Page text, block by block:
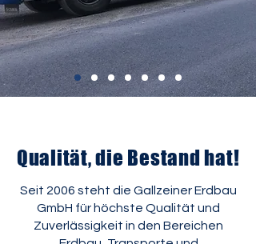
Qualität, die Bestand hat!
Seit 2006 steht die Gallzeiner Erdbau
GmbH für höchste Qualität und
Zuverlässigkeit in den Bereichen